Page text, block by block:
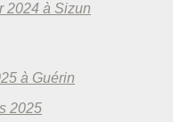
2024 à Sizun
à Guérin
2025